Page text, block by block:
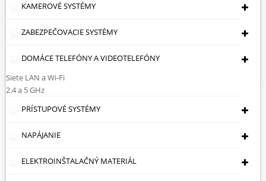
KAMEROVÉ SYSTÉMY
ZABEZPEČOVACIE SYSTÉMY
DOMÁCE TELEFÓNY A VIDEOTELEFÓNY
Siete LAN a Wi-Fi
2.4 a 5 GHz
PRÍSTUPOVÉ SYSTÉMY
NAPÁJANIE
ELEKTROINŠTALAČNÝ MATERIÁL
ROZVÁDZAČE
Rozvádzacie Skrine A Elektromerové Skrine
Rozvádzače
Rozvádzače